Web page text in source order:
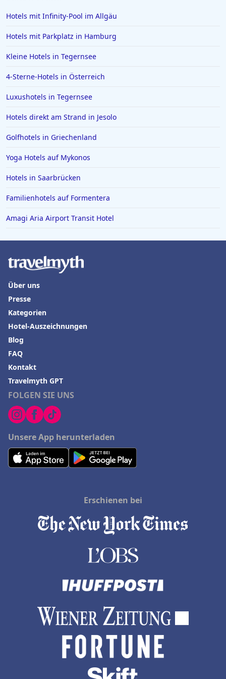
Luxushotels in Marbella
Luxushotels auf dem Peloponnes
Luxushotels in Australien
Luxushotels in Cancún
Hotels mit Infinity-Pool im Allgäu
Hotels mit Parkplatz in Hamburg
Kleine Hotels in Tegernsee
4-Sterne-Hotels in Österreich
Luxushotels in Tegernsee
Hotels direkt am Strand in Jesolo
Golfhotels in Griechenland
Yoga Hotels auf Mykonos
Hotels in Saarbrücken
Familienhotels auf Formentera
Amagi Aria Airport Transit Hotel
FOLGEN SIE UNS
Unsere App herunterladen
Über uns
Presse
Kategorien
Hotel-Auszeichnungen
Blog
FAQ
Kontakt
Travelmyth GPT
Erschienen bei